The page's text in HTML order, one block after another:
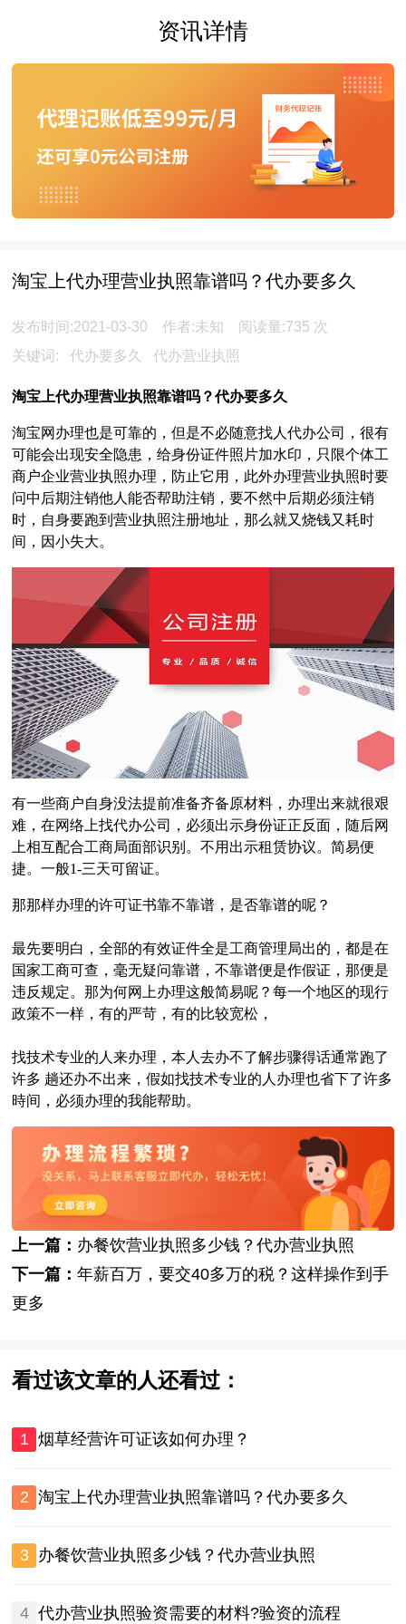
资讯详情
淘宝上代办理营业执照靠谱吗？代办要多久
发布时间:2021-03-30 作者:未知 阅读量:735 次
关键词:
代办要多久 代办营业执照
淘宝上代办理营业执照靠谱吗？代办要多久
淘宝网办理也是可靠的，但是不必随意找人代办公司，很有
可能会出现安全隐患，给身份证件照片加水印，只限个体工
商户企业营业执照办理，防止它用，此外办理营业执照时要
问中后期注销他人能否帮助注销，要不然中后期必须注销
时，自身要跑到营业执照注册地址，那么就又烧钱又耗时
间，因小失大。
有一些商户自身没法提前准备齐备原材料，办理出来就很艰
难，在网络上找代办公司，必须出示身份证正反面，随后网
上相互配合工商局面部识别。不用出示租赁协议。简易便
捷。一般1-三天可留证。
那那样办理的许可证书靠不靠谱，是否靠谱的呢？
最先要明白，全部的有效证件全是工商管理局出的，都是在
国家工商可查，毫无疑问靠谱，不靠谱便是作假证，那便是
违反规定。那为何网上办理这般简易呢？每一个地区的现行
政策不一样，有的严苛，有的比较宽松，
找技术专业的人来办理，本人去办不了解步骤得话通常跑了
许多 趟还办不出来，假如找技术专业的人办理也省下了许多
時间，必须办理的我能帮助。
上一篇： 办餐饮营业执照多少钱？代办营业执照
下一篇：年薪百万，要交40多万的税？这样操作到手
更多
看过该文章的人还看过：
1 烟草经营许可证该如何办理？
2 淘宝上代办理营业执照靠谱吗？代办要多久
3 办餐饮营业执照多少钱？代办营业执照
4 代办营业执照验资需要的材料?验资的流程